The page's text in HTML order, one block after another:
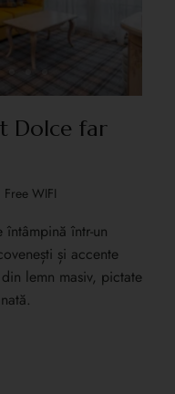
Dolce far
Free WIFI
într-un
și accente
lemn masiv, pictate